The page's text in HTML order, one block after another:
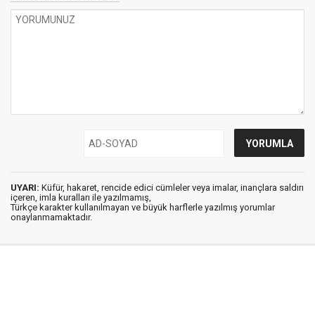
UYARI: Küfür, hakaret, rencide edici cümleler veya imalar, inançlara saldırı
içeren, imla kuralları ile yazılmamış,
Türkçe karakter kullanılmayan ve büyük harflerle yazılmış yorumlar
onaylanmamaktadır.